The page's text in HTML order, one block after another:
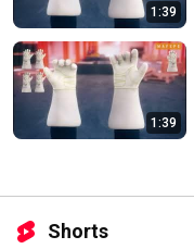
1:39
1:39
Shorts